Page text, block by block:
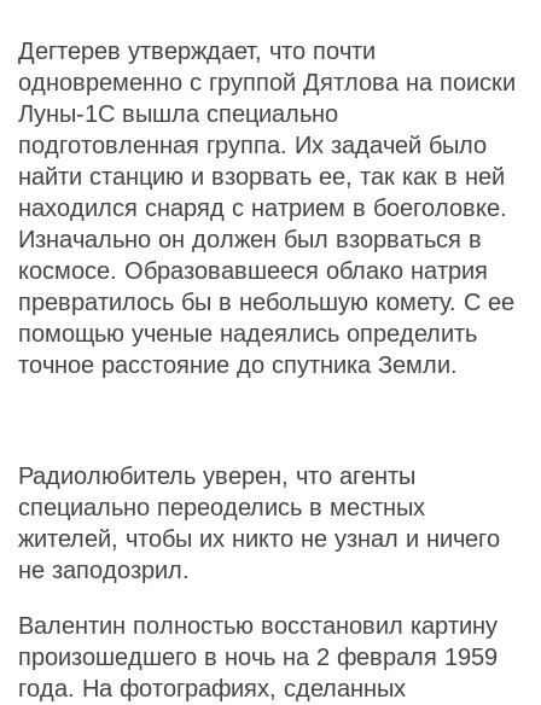
Дегтерев утверждает, что почти
одновременно с группой Дятлова на поиски
Луны-1С вышла специально
подготовленная группа. Их задачей было
найти станцию и взорвать ее, так как в ней
находился снаряд с натрием в боеголовке.
Изначально он должен был взорваться в
космосе. Образовавшееся облако натрия
превратилось бы в небольшую комету. С ее
помощью ученые надеялись определить
точное расстояние до спутника Земли.
Радиолюбитель уверен, что агенты
специально переоделись в местных
жителей, чтобы их никто не узнал и ничего
не заподозрил.
Валентин полностью восстановил картину
произошедшего в ночь на 2 февраля 1959
года. На фотографиях, сделанных